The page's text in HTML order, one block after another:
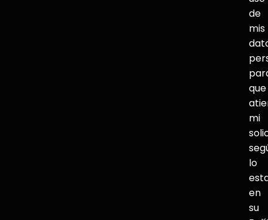
de
mis
que
mi
lo
en
su